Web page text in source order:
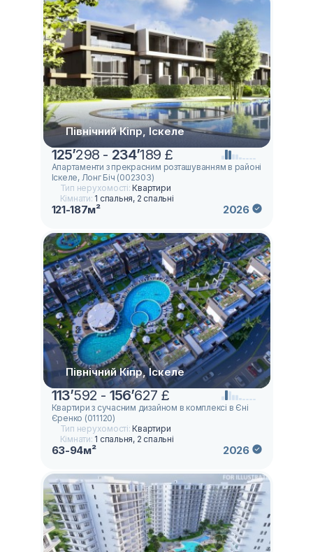
Північний Кіпр, Іскеле
125’298 - 234’189 £
Апартаменти з прекрасним розташуванням в районі
Іскеле, Лонг Біч (002303)
Тип нерухомості:Квартири
Кімнати: 1 спальня, 2 спальні
121-187м² 2026
Північний Кіпр, Іскеле
113’592 - 156’627 £
Квартири з сучасним дизайном в комплексі в Єні
Єренко (011120)
Тип нерухомості:Квартири
Кімнати: 1 спальня, 2 спальні
63-94м² 2026